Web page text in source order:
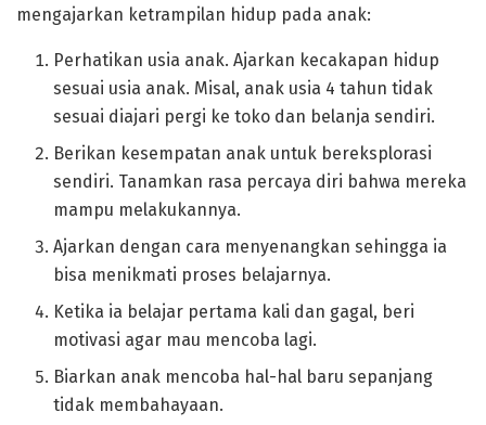
mengajarkan ketrampilan hidup pada anak:
Perhatikan usia anak. Ajarkan kecakapan hidup
sesuai usia anak. Misal, anak usia 4 tahun tidak
sesuai diajari pergi ke toko dan belanja sendiri.
Berikan kesempatan anak untuk bereksplorasi
sendiri. Tanamkan rasa percaya diri bahwa mereka
mampu melakukannya.
Ajarkan dengan cara menyenangkan sehingga ia
bisa menikmati proses belajarnya.
Ketika ia belajar pertama kali dan gagal, beri
motivasi agar mau mencoba lagi.
Biarkan anak mencoba hal-hal baru sepanjang
tidak membahayaan.